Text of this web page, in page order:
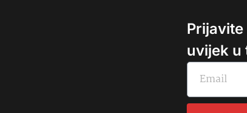
uvijek u